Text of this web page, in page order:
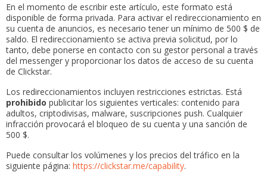
En el momento de escribir este artículo, este formato está
disponible de forma privada. Para activar el redireccionamiento en
su cuenta de anuncios, es necesario tener un mínimo de 500 $ de
saldo. El redireccionamiento se activa previa solicitud, por lo
tanto, debe ponerse en contacto con su gestor personal a través
del messenger y proporcionar los datos de acceso de su cuenta
de Clickstar.
Los redireccionamientos incluyen restricciones estrictas. Está
prohibido publicitar los siguientes verticales: contenido para
adultos, criptodivisas, malware, suscripciones push. Cualquier
infracción provocará el bloqueo de su cuenta y una sanción de
500 $.
Puede consultar los volúmenes y los precios del tráfico en la
siguiente página: https://clickstar.me/capability.